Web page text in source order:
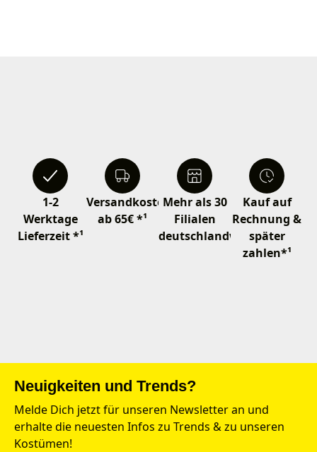
1-2
Werktage
Lieferzeit *¹
Versandkostenfrei
ab 65€ *¹
Mehr als 30
Filialen
deutschlandweit
Kauf auf
Rechnung &
später
zahlen*¹
Neuigkeiten und Trends?
Melde Dich jetzt für unseren Newsletter an und
erhalte die neuesten Infos zu Trends & zu unseren
Kostümen!